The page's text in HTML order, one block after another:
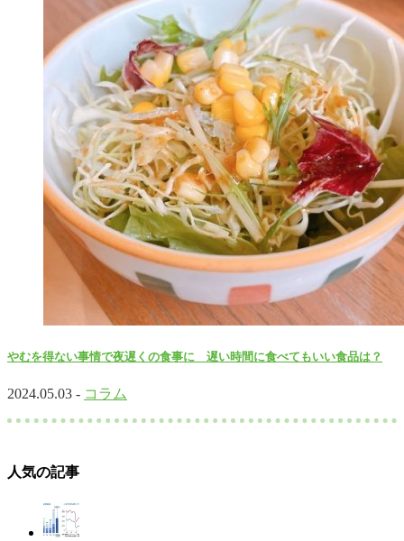
やむを得ない事情で夜遅くの食事に 遅い時間に食べてもいい食品は？
2024.05.03 - コラム
人気の記事